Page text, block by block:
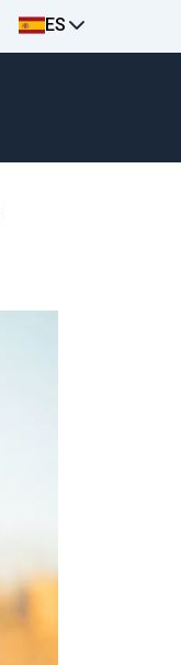
ES